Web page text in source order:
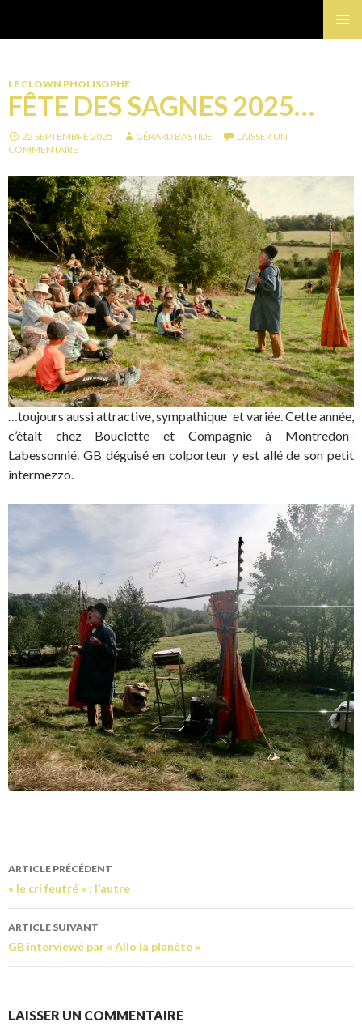
LE CLOWN PHOLISOPHE
FÊTE DES SAGNES 2025…
22 SEPTEMBRE 2025 GÉRARD BASTIDE
LAISSER UN
COMMENTAIRE
…toujours aussi attractive, sympathique et variée. Cette année,
c’était chez Bouclette et Compagnie à Montredon-
Labessonnié. GB déguisé en colporteur y est allé de son petit
intermezzo.
ARTICLE PRÉCÉDENT
« le cri feutré » : l’autre
ARTICLE SUIVANT
GB interviewé par « Allo la planète »
LAISSER UN COMMENTAIRE